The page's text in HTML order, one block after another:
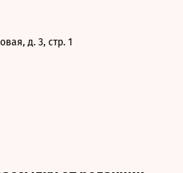
д. 3, стр. 1